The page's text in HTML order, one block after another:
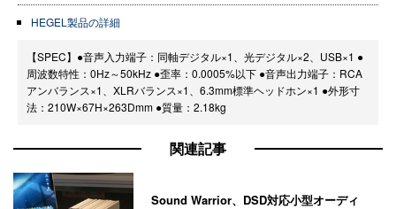
HEGEL製品の詳細
【SPEC】●音声入力端子：同軸デジタル×1、光デジタル×2、USB×1 ●
周波数特性：0Hz～50kHz ●歪率：0.0005%以下 ●音声出力端子：RCA
アンバランス×1、XLRバランス×1、6.3mm標準ヘッドホン×1 ●外形寸
法：210W×67H×263Dmm ●質量：2.18kg
関連記事
Sound Warrior、DSD対応小型オーディ